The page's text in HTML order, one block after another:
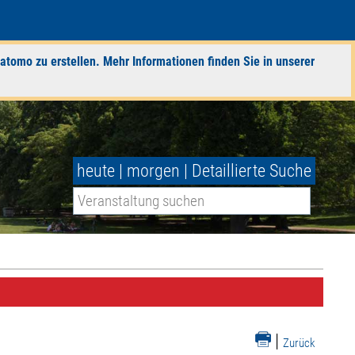
zu erstellen. Mehr Informationen finden Sie in unserer
heute | morgen | Detaillierte Suche
| Zurück